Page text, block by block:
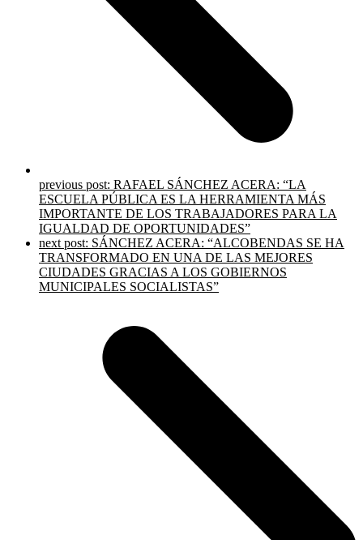
previous post: RAFAEL SÁNCHEZ ACERA: “LA
ESCUELA PÚBLICA ES LA HERRAMIENTA MÁS
IMPORTANTE DE LOS TRABAJADORES PARA LA
IGUALDAD DE OPORTUNIDADES”
next post: SÁNCHEZ ACERA: “ALCOBENDAS SE HA
TRANSFORMADO EN UNA DE LAS MEJORES
CIUDADES GRACIAS A LOS GOBIERNOS
MUNICIPALES SOCIALISTAS”